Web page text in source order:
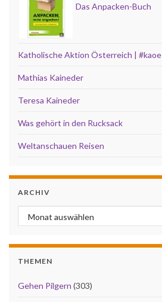
Das Anpacken-Buch
Katholische Aktion Österreich | #kaoe
Mathias Kaineder
Teresa Kaineder
Was gehört in den Rucksack
Weltanschauen Reisen
ARCHIV
Archiv
THEMEN
Gehen Pilgern (303)